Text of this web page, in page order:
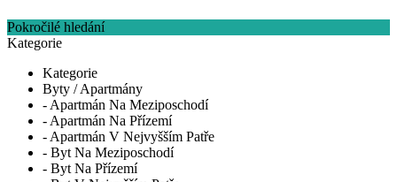
Pokročilé hledání
Kategorie
Kategorie
Byty / Apartmány
- Apartmán Na Meziposchodí
- Apartmán Na Přízemí
- Apartmán V Nejvyšším Patře
- Byt Na Meziposchodí
- Byt Na Přízemí